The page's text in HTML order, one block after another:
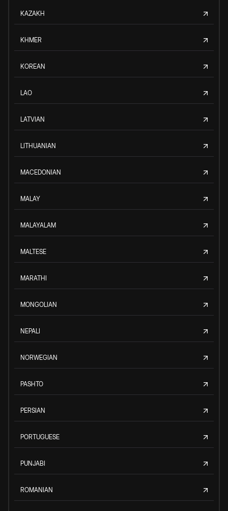
KAZAKH
KHMER
KOREAN
LAO
LATVIAN
LITHUANIAN
MACEDONIAN
MALAY
MALAYALAM
MALTESE
MARATHI
MONGOLIAN
NEPALI
NORWEGIAN
PASHTO
PERSIAN
PORTUGUESE
PUNJABI
ROMANIAN